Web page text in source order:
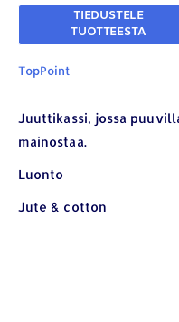
TopPoint
Juuttikassi, jossa
mainostaa.
Luonto
Jute & cotton
Osoite:
Puhelin: 040-7549431